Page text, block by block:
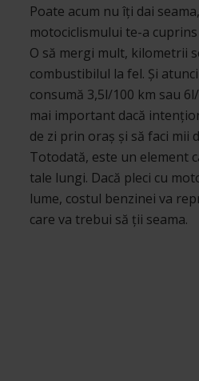
Poate acum nu îți dai
motociclismului te-a
O să mergi mult, kilometrii
combustibilul la fel. Și
consumă 3,5l/100 km sau
mai important dacă
de zi prin oraș și să faci
Totodată, este un element
tale lungi. Dacă pleci cu
lume, costul benzinei va
care va trebui să ții seama.